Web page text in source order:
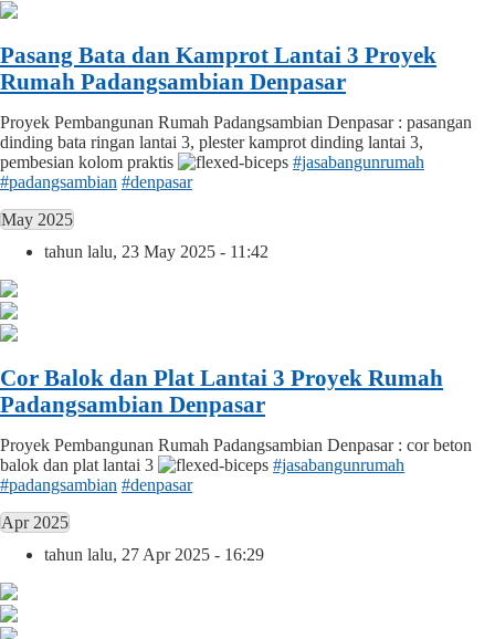
Pasang Bata dan Kamprot Lantai 3 Proyek
Rumah Padangsambian Denpasar
Proyek Pembangunan Rumah Padangsambian Denpasar : pasangan
dinding bata ringan lantai 3, plester kamprot dinding lantai 3,
pembesian kolom praktis
#jasabangunrumah
#padangsambian #denpasar
May 2025
tahun lalu, 23 May 2025 - 11:42
Cor Balok dan Plat Lantai 3 Proyek Rumah
Padangsambian Denpasar
Proyek Pembangunan Rumah Padangsambian Denpasar : cor beton
balok dan plat lantai 3
#jasabangunrumah
#padangsambian #denpasar
Apr 2025
tahun lalu, 27 Apr 2025 - 16:29